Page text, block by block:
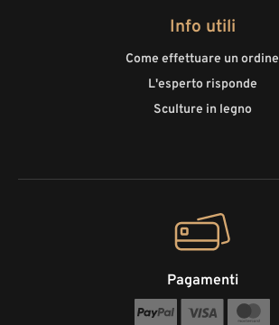
Info utili
Come effettuare un ordine
L'esperto risponde
Sculture in legno
Pagamenti